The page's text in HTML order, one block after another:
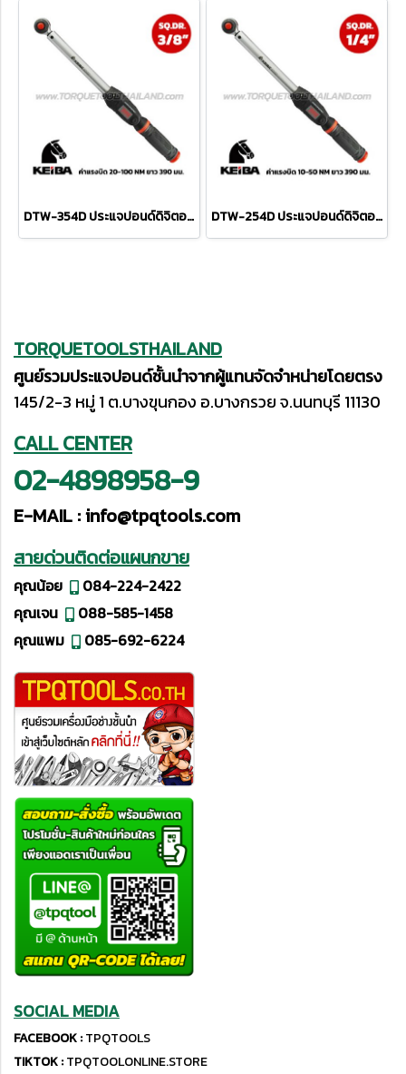
DTW-354D ประแจปอนด์ดิจิตอล SQ.DR.3/8" KEIBA (20-100 NM) ยาว 390 มม. DTW-254D ประแจปอนด์ดิจิตอล SQ.DR.1/4" KEIBA (10-50 NM) ยาว 390 มม.
TORQUETOOLSTHAILAND
ศูนย์รวมประแจปอนด์ชั้นนำจากผู้แทนจัดจำหน่ายโดยตรง
145/2-3 หมู่ 1 ต.บางขุนกอง อ.บางกรวย จ.นนทบุรี 11130
CALL CENTER
02-4898958-9
E-MAIL :info@tpqtools.com
สายด่วนติดต่อแผนกขาย
คุณน้อย
084-224-2422
คุณเจน
088-585-1458
คุณแพม
085-692-6224
SOCIAL MEDIA
FACEBOOK :TPQTOOLS
TIKTOK :TPQTOOLONLINE.STORE